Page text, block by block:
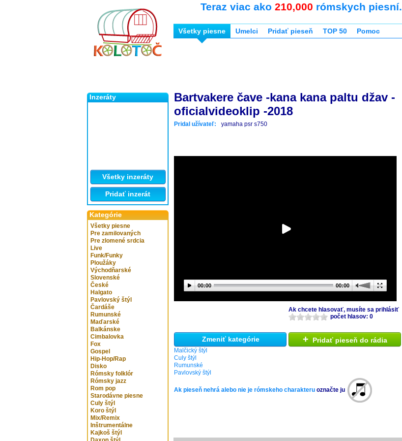
Inzeráty
Všetky inzeráty
Pridať inzerát
Kategórie
Všetky piesne
Pre zamilovaných
Pre zlomené srdcia
Live
Funk/Funky
Ploužáky
Východňarské
Slovenské
České
Halgato
Pavlovský štýl
Čardáše
Rumunské
Maďarské
Balkánske
Cimbalovka
Fox
Gospel
Hip-Hop/Rap
Disko
Rómsky folklór
Rómsky jazz
Rom pop
Starodávne piesne
Culy štýl
Koro štýl
Mix/Remix
Inštrumentálne
Kajkoš štýl
Teraz viac ako 210,000 rómskych piesní.
Všetky piesne Umelci Pridať pieseň TOP 50 Pomoc
Bartvakere čave -kana kana paltu džav -
oficialvideoklip -2018
Pridal užívateľ: yamaha psr s750
00:00 00:00
Ak chcete hlasovať, musíte sa prihlásiť
počet hlasov: 0
Zmeniť kategórie
Malčický štýl
Culy štýl
Rumunské
Pavlovský štýl
+ Pridať pieseň do rádia
Ak pieseň nehrá alebo nie je rómskeho charakteru označte ju